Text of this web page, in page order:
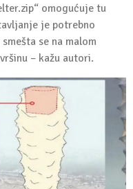
omogućuje tu
je potrebno
se na malom
– kažu autori.